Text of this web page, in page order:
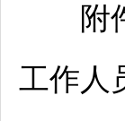
附件:
工作人